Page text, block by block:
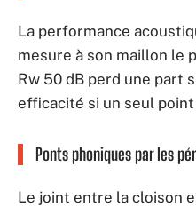
La performance
mesure à son maillon le
Rw 50 dB perd une part
efficacité si un seul
Ponts phoniques par les
Le joint entre la cloison